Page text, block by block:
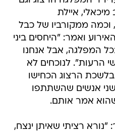
איילת
וכמה ממקורביו של כבל
ואמר: "היחסים ביני
המפלגה, אבל אנחנו
הרעות". לנוכחים לא
הרצוג הכחישו
אנשים שהשתתפו
אמר אותם.
רציתי שאיתן ינצח,